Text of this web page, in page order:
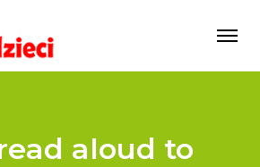
aloud to